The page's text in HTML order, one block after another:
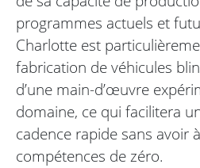
programmes actuels et
Charlotte est
fabrication de véhicules
d’une main-d’œuvre
domaine, ce qui facilitera
cadence rapide sans avoir
compétences de zéro.